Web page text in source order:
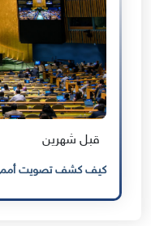
قبل شهرين
كيف كشف تصويت أممي